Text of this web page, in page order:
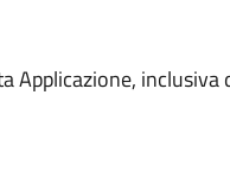
Applicazione,